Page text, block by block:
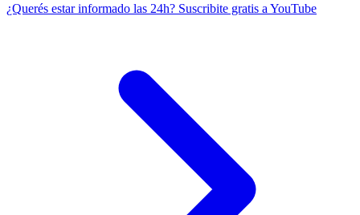
¿Querés estar informado las 24h? Suscribite gratis a YouTube